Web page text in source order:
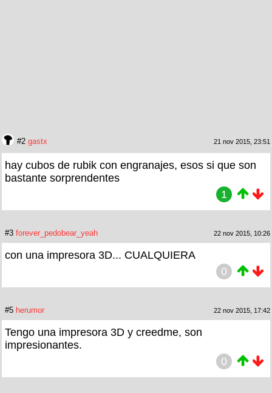
#2 gastx 21 nov 2015, 23:51
hay cubos de rubik con engranajes, esos si que son
bastante sorprendentes
1
#3 forever_pedobear_yeah 22 nov 2015, 10:26
con una impresora 3D... CUALQUIERA
0
#5 herumor 22 nov 2015, 17:42
Tengo una impresora 3D y creedme, son
impresionantes.
0